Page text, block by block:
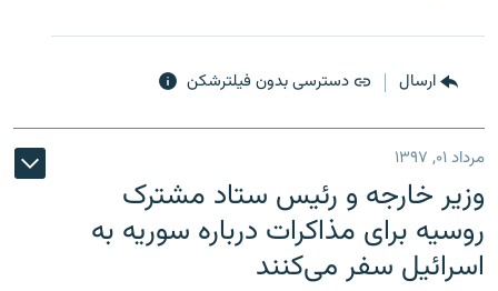
ارسال دسترسی بدون فیلترشکن
مرداد ۰۱, ۱۳۹۷
وزیر خارجه و رئیس‌ ستاد مشترک
روسیه برای مذاکرات درباره سوریه به
اسرائیل سفر می‌کنند